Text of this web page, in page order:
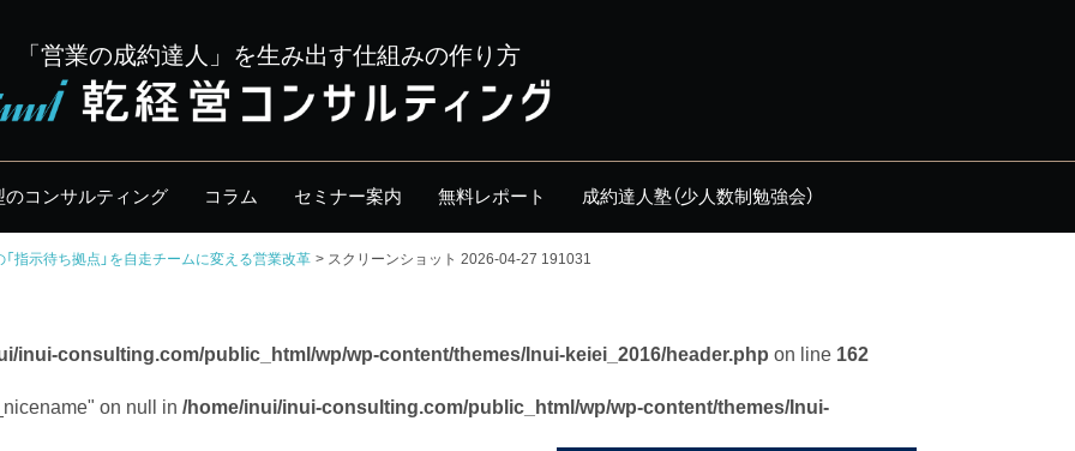
「営業の成約達人」を生み出す仕組みの作り方
のコンサルティング コラム セミナー案内 無料レポート 成約達人塾（少人数制勉強会）
指示待ち拠点」を自走チームに変える営業改革 スクリーンショット 2026-04-27 191031
inui-consulting.com/public_html/wp/wp-content/themes/Inui-keiei_2016/header.php on line 162
on null in /home/inui/inui-consulting.com/public_html/wp/wp-content/themes/Inui-